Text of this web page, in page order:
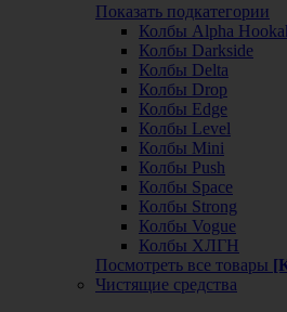
Показать подкатегории
Колбы Alpha
Колбы Darkside
Колбы Delta
Колбы Drop
Колбы Edge
Колбы Level
Колбы Mini
Колбы Push
Колбы Space
Колбы Strong
Колбы Vogue
Колбы ХЛГН
Посмотреть все товары
Чистящие средства